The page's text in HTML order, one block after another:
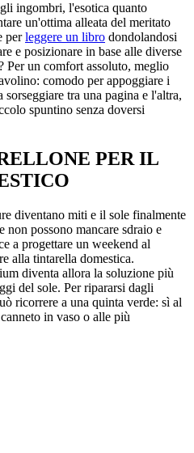
ingombri, l'esotica quanto
un'ottima alleata del meritato
perleggere un libro dondolandosi
e posizionare in base alle diverse
Per un comfort assoluto, meglio
comodo per appoggiare i
tra una pagina e l'altra,
spuntino senza doversi
PER IL
diventano miti e il sole finalmente
non possono mancare sdraio e
a progettare un weekend al
alla tintarella domestica.
diventa allora la soluzione più
del sole. Per ripararsi dagli
ricorrere a una quinta verde: sì al
in vaso o alle più